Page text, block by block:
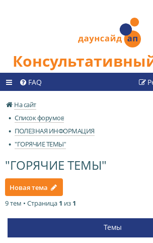
FAQ
На сайт
Список форумов
ПОЛЕЗНАЯ ИНФОРМАЦИЯ
"ГОРЯЧИЕ ТЕМЫ"
"ГОРЯЧИЕ ТЕМЫ"
Новая тема
9 тем • Страница 1 из 1
Темы